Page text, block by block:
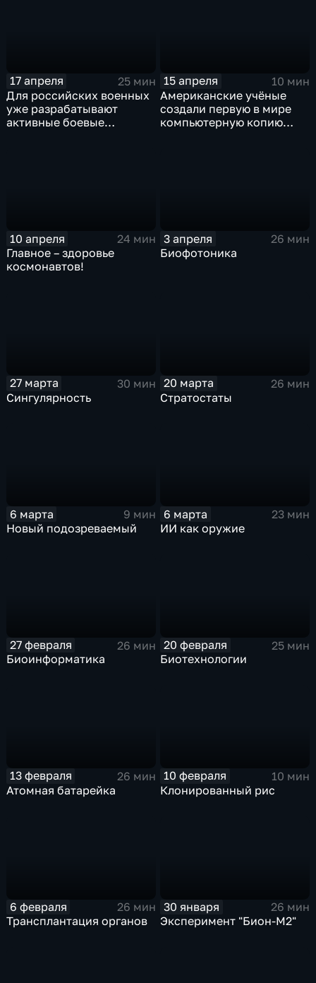
17 апреля
25 мин
Для российских военных
уже разрабатывают
активные боевые
15 апреля
10 мин
Американские учёные
создали первую в мире
компьютерную копию
10 апреля
24 мин
Главное – здоровье
космонавтов!
3 апреля
26 мин
Биофотоника
27 марта
30 мин
Сингулярность
20 марта
26 мин
Стратостаты
6 марта
9 мин
Новый подозреваемый
6 марта
23 мин
ИИ как оружие
27 февраля
26 мин
Биоинформатика
20 февраля
25 мин
Биотехнологии
13 февраля
26 мин
Атомная батарейка
10 февраля
10 мин
Клонированный рис
6 февраля
26 мин
Трансплантация органов
30 января
26 мин
Эксперимент "Бион-М2"